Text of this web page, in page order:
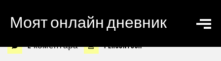
Моят онлайн дневник
2 коментара personyosif